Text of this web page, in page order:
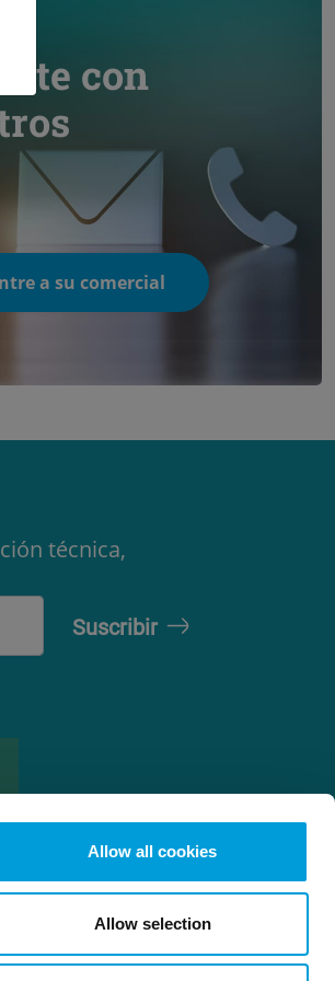
Allow all cookies
Allow selection
con
a su comercial
técnica,